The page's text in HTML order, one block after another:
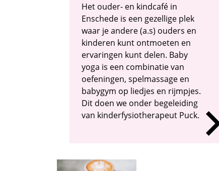
Het ouder- en kindcafé in
Enschede is een gezellige plek
waar je andere (a.s) ouders en
kinderen kunt ontmoeten en
ervaringen kunt delen. Baby
yoga is een combinatie van
oefeningen, spelmassage en
babygym op liedjes en rijmpjes.
Dit doen we onder begeleiding
van kinderfysiotherapeut Puck.